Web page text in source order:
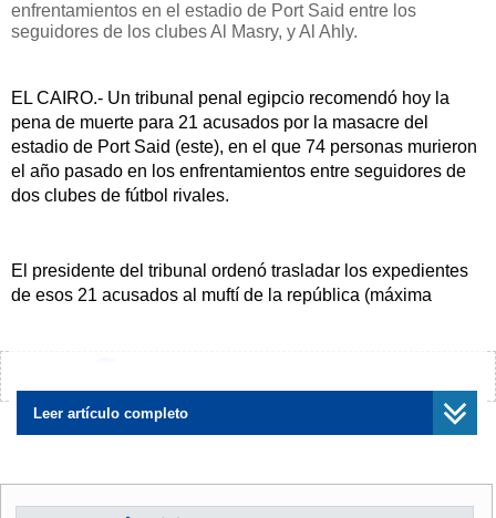
enfrentamientos en el estadio de Port Said entre los
seguidores de los clubes Al Masry, y Al Ahly.
EL CAIRO.- Un tribunal penal egipcio recomendó hoy la
pena de muerte para 21 acusados por la masacre del
estadio de Port Said (este), en el que 74 personas murieron
el año pasado en los enfrentamientos entre seguidores de
dos clubes de fútbol rivales.
El presidente del tribunal ordenó trasladar los expedientes
de esos 21 acusados al muftí de la república (máxima
La corte ordenó asimismo que los 50 imputados restantes
Leer artículo completo